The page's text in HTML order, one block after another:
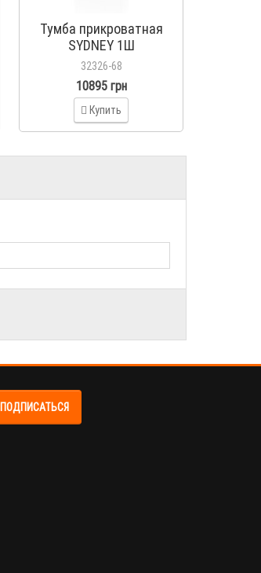
Тумба прикроватная
SYDNEY 1Ш
32326-68
10895 грн
Купить
ПОДПИСАТЬСЯ